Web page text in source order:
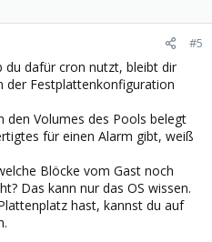
#5
du dafür cron nutzt, bleibt dir
der Festplattenkonfiguration
den Volumes des Pools belegt
für einen Alarm gibt, weiß
Blöcke vom Gast noch
Das kann nur das OS wissen.
hast, kannst du auf